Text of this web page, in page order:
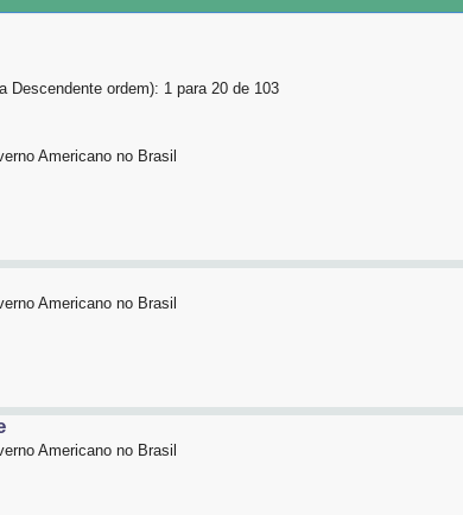
Descendente ordem): 1 para 20 de 103
Americano no Brasil
Americano no Brasil
Americano no Brasil